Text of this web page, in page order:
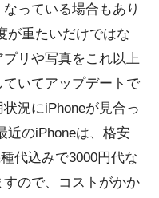
っている場合もあり
が重たいだけではな
リや写真をこれ以上
いてアップデートで
況にiPhoneが見合っ
近のiPhoneは、格安
代込みで3000円代な
ので、コストがかか